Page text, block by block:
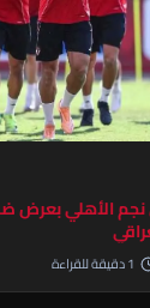
نجم الأهلي